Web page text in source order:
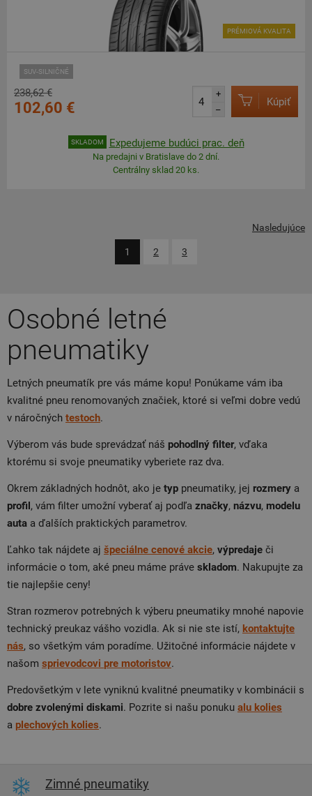
SUV-SILNIČNÉ
PRÉMIOVÁ KVALITA
238,62 €
102,60 €
+
–
Kúpiť
SKLADOM Expedujeme budúci prac. deň
Na predajni v Bratislave do 2 dní.
Centrálny sklad 20 ks.
1 2 3
Nasledujúce
Osobné letné
pneumatiky
Letných pneumatík pre vás máme kopu! Ponúkame vám iba
kvalitné pneu renomovaných značiek, ktoré si veľmi dobre vedú
v náročných testoch.
Výberom vás bude sprevádzať náš pohodlný filter, vďaka
ktorému si svoje pneumatiky vyberiete raz dva.
Okrem základných hodnôt, ako je typ pneumatiky, jej rozmery a
profil, vám filter umožní vyberať aj podľa značky, názvu, modelu
auta a ďalších praktických parametrov.
Ľahko tak nájdete aj špeciálne cenové akcie, výpredaje či
informácie o tom, aké pneu máme práve skladom. Nakupujte za
tie najlepšie ceny!
Stran rozmerov potrebných k výberu pneumatiky mnohé napovie
technický preukaz vášho vozidla. Ak si nie ste istí, kontaktujte
nás, so všetkým vám poradíme. Užitočné informácie nájdete v
našom sprievodcovi pre motoristov.
Predovšetkým v lete vyniknú kvalitné pneumatiky v kombinácii s
dobre zvolenými diskami. Pozrite si našu ponuku alu kolies
a plechových kolies.
Zimné pneumatiky